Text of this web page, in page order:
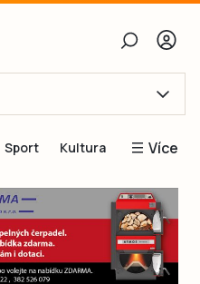
Obnovit heslo
se
Sport Kultura Více
Blogy
Inspirace
Čtenáři píší
Speciální přílohy